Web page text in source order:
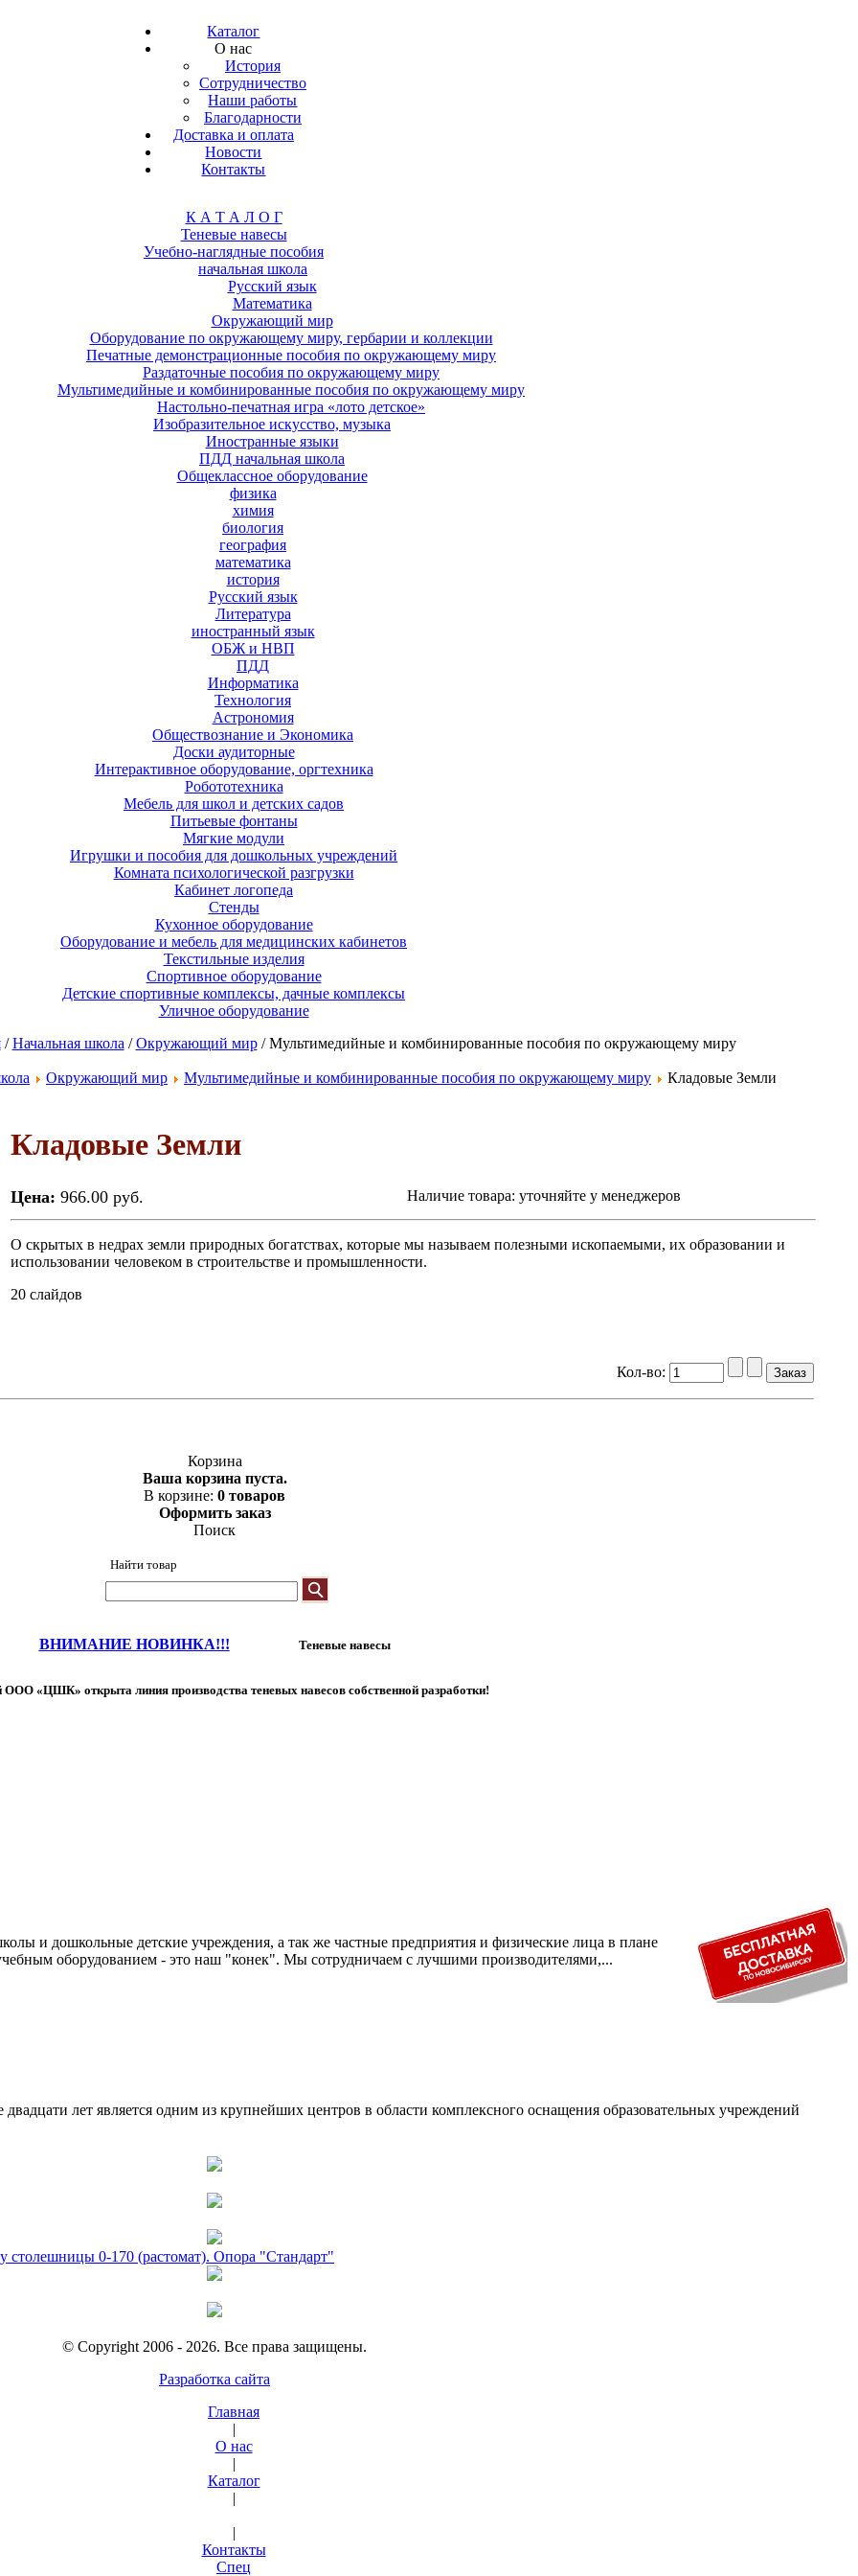
Каталог
О нас
История
Сотрудничество
Наши работы
Благодарности
Доставка и оплата
Новости
Контакты
К А Т А Л О Г
Теневые навесы
Учебно-наглядные пособия
начальная школа
Русский язык
Математика
Окружающий мир
Оборудование по окружающему миру, гербарии и коллекции
Печатные демонстрационные пособия по окружающему миру
Раздаточные пособия по окружающему миру
Мультимедийные и комбинированные пособия по окружающему миру
Настольно-печатная игра «лото детское»
Изобразительное искусство, музыка
Иностранные языки
ПДД начальная школа
Общеклассное оборудование
физика
химия
биология
география
математика
история
Русский язык
Литература
иностранный язык
ОБЖ и НВП
ПДД
Информатика
Технология
Астрономия
Обществознание и Экономика
Доски аудиторные
Интерактивное оборудование, оргтехника
Робототехника
Мебель для школ и детских садов
Питьевые фонтаны
Мягкие модули
Игрушки и пособия для дошкольных учреждений
Комната психологической разгрузки
Кабинет логопеда
Стенды
Кухонное оборудование
Оборудование и мебель для медицинских кабинетов
Текстильные изделия
Спортивное оборудование
Детские спортивные комплексы, дачные комплексы
Уличное оборудование
/Начальная школа /Окружающий мир/ Мультимедийные и комбинированные пособия по окружающему миру
Окружающий мир Мультимедийные и комбинированные пособия по окружающему миру Кладовые Земли
Кладовые Земли
Цена: 966.00 руб. Наличие товара: уточняйте у менеджеров
О скрытых в недрах земли природных богатствах, которые мы называем полезными ископаемыми, их образовании и
использовании человеком в строительстве и промышленности.
20 слайдов
Кол-во:
Корзина
Ваша корзина пуста.
В корзине: 0 товаров
Оформить заказ
Поиск
Найти товар
ВНИМАНИЕ НОВИНКА!!! Теневые навесы
ООО «ЦШК» открыта линия производства теневых навесов собственной разработки!
и дошкольные детские учреждения, а так же частные предприятия и физические лица в плане
оборудованием - это наш "конек". Мы сотрудничаем с лучшими производителями,...
лет является одним из крупнейших центров в области комплексного оснащения образовательных учреждений
столешницы 0-170 (растомат). Опора "Стандарт"
© Copyright 2006 - 2026. Все права защищены.
Разработка сайта
Главная
|
О нас
|
Каталог
|
|
Контакты
Спец